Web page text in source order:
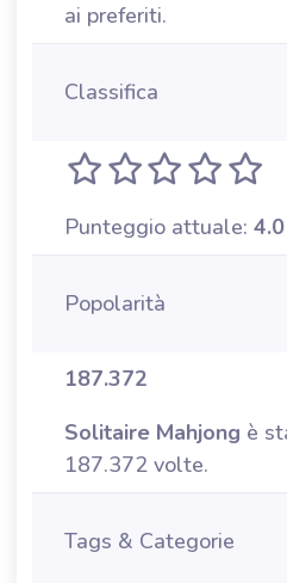
ai preferiti.
Classifica
Punteggio attuale: 4.0
Popolarità
187.372
Solitaire Mahjong è
187.372 volte.
Tags & Categorie